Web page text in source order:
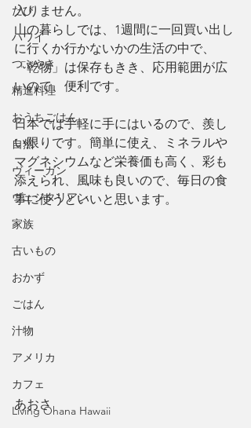
たび
ハワイ
つぶやき
精進料理
おうちごはん
自然
ヴィーガン
ヴェジタリアン
家族
古いもの
おかず
ごはん
汁物
アメリカ
カフェ
Living Ohana Hawaii
入りません。
山の暮らしでは、1週間に一回買い出し
に行くか行かないかの生活の中で、
「乾物」は保存もきき、応用範囲が広
いので、便利です。
日本では手軽に手にはいるので、羨し
い限りです。簡単に使え、ミネラルや
マグネシウムなど栄養価も高く、彩も
添えられ、風味も良いので、毎日の食
事に使うといいと思います。
あおさ